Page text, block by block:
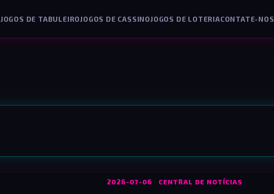
JOGOS DE TABULEIROJOGOS DE CASSINOJOGOS DE LOTERIACONTATE-NOS
2026-07-06 CENTRAL DE NOTÍCIAS